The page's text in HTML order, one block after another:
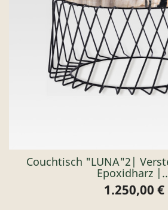
Couchtisch "LUNA"2|
Epoxidharz
Preis
1.250,00 €